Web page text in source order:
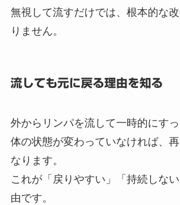
無視して流すだけでは、根本的な
りません。
流しても元に戻る理由を知る
外からリンパを流して一時的にすっ
体の状態が変わっていなければ、
なります。
これが「戻りやすい」「持続しな
由です。